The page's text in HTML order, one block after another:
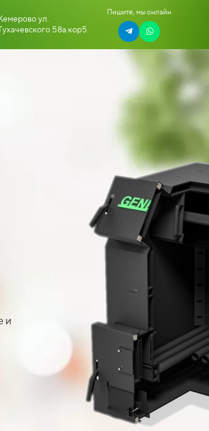
ул.
58а кор5
Пишите, мы онлайн
и